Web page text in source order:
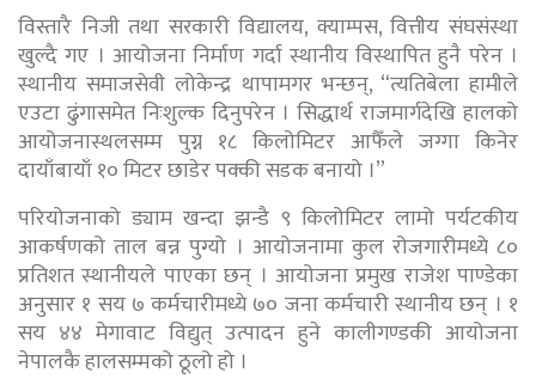
विस्तारै निजी तथा सरकारी विद्यालय, क्याम्पस, वित्तीय संघसंस्था
खुल्दै गए । आयोजना निर्माण गर्दा स्थानीय विस्थापित हुनै परेन ।
स्थानीय समाजसेवी लोकेन्द्र थापामगर भन्छन्, “त्यतिबेला हामीले
एउटा ढुंगासमेत निःशुल्क दिनुपरेन । सिद्धार्थ राजमार्गदेखि हालको
आयोजनास्थलसम्म पुग्न १८ किलोमिटर आफैँले जग्गा किनेर
दायाँबायाँ १० मिटर छाडेर पक्की सडक बनायो ।”
परियोजनाको ड्याम खन्दा झन्डै ९ किलोमिटर लामो पर्यटकीय
आकर्षणको ताल बन्न पुग्यो । आयोजनामा कुल रोजगारीमध्ये ८०
प्रतिशत स्थानीयले पाएका छन् । आयोजना प्रमुख राजेश पाण्डेका
अनुसार १ सय ७ कर्मचारीमध्ये ७० जना कर्मचारी स्थानीय छन् । १
सय ४४ मेगावाट विद्युत् उत्पादन हुने कालीगण्डकी आयोजना
नेपालकै हालसम्मको ठूलो हो ।